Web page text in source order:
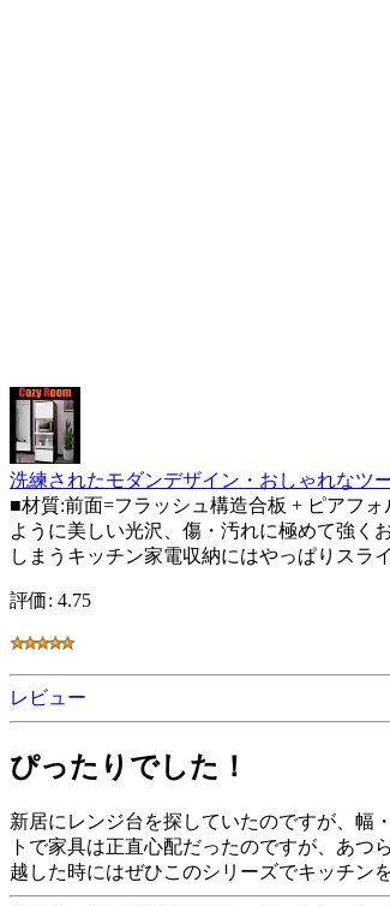
洗練されたモダンデザイン・おしゃれな
■材質:前面=フラッシュ構造合板 + ピアフ
ように美しい光沢、傷・汚れに極めて強
しまうキッチン家電収納にはやっぱりス
評価: 4.75
レビュー
ぴったりでした！
新居にレンジ台を探していたのですが、幅
トで家具は正直心配だったのですが、あ
越した時にはぜひこのシリーズでキッチン